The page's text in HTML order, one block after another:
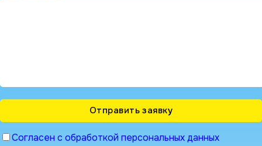
Согласен с обработкой персональных данных